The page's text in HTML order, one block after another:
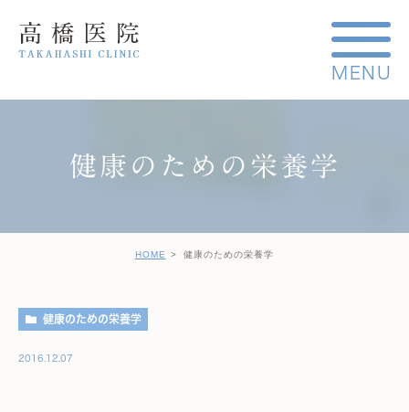
健康のための栄養学
HOME 健康のための栄養学
健康のための栄養学
2016.12.07